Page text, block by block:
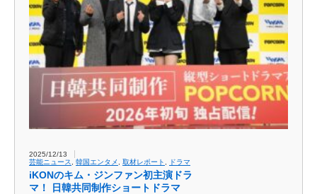
2025/12/13
芸能ニュース
韓国エンタメ 取材レポート ドラマ
iKONのキム・ジンファン初主演ドラ
マ！ 日韓共同制作ショートドラマ